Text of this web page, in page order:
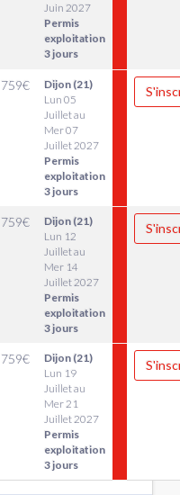
Juin 2027
Permis
exploitation
3 jours
759€
Dijon (21)
Lun 05
Juillet au
Mer 07
Juillet 2027
Permis
exploitation
3 jours
759€
Dijon (21)
Lun 12
Juillet au
Mer 14
Juillet 2027
Permis
exploitation
3 jours
759€
Dijon (21)
Lun 19
Juillet au
Mer 21
Juillet 2027
Permis
exploitation
3 jours